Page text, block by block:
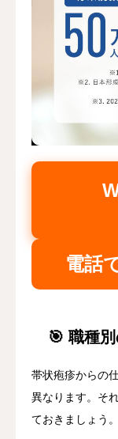
電話
🎯 職種
帯状疱疹からの
異なります。そ
ておきましょう。